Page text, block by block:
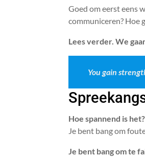
Goed om eerst eens
communiceren? Hoe
Lees verder. We
You gain
Hoe spannend is het?
Je bent bang om
Je bent bang om te